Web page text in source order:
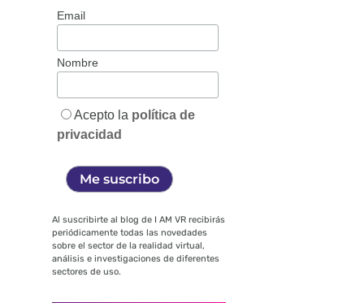
Email
Nombre
Acepto la política de
privacidad
Al suscribirte al blog de I AM VR recibirás
periódicamente todas las novedades
sobre el sector de la realidad virtual,
análisis e investigaciones de diferentes
sectores de uso.